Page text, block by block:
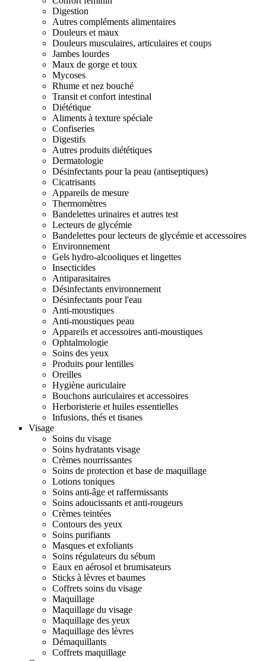
Digestion
Autres compléments alimentaires
Douleurs et maux
Douleurs musculaires, articulaires et coups
Jambes lourdes
Maux de gorge et toux
Mycoses
Rhume et nez bouché
Transit et confort intestinal
Diététique
Aliments à texture spéciale
Confiseries
Digestifs
Autres produits diététiques
Dermatologie
Désinfectants pour la peau (antiseptiques)
Cicatrisants
Appareils de mesure
Thermomètres
Bandelettes urinaires et autres test
Lecteurs de glycémie
Bandelettes pour lecteurs de glycémie et accessoires
Environnement
Gels hydro-alcooliques et lingettes
Insecticides
Antiparasitaires
Désinfectants environnement
Désinfectants pour l'eau
Anti-moustiques
Anti-moustiques peau
Appareils et accessoires anti-moustiques
Ophtalmologie
Soins des yeux
Produits pour lentilles
Oreilles
Hygiène auriculaire
Bouchons auriculaires et accessoires
Herboristerie et huiles essentielles
Infusions, thés et tisanes
Visage
Soins du visage
Soins hydratants visage
Crèmes nourrissantes
Soins de protection et base de maquillage
Lotions toniques
Soins anti-âge et raffermissants
Soins adoucissants et anti-rougeurs
Crèmes teintées
Contours des yeux
Soins purifiants
Masques et exfoliants
Soins régulateurs du sébum
Eaux en aérosol et brumisateurs
Sticks à lèvres et baumes
Coffrets soins du visage
Maquillage
Maquillage du visage
Maquillage des yeux
Maquillage des lèvres
Démaquillants
Coffrets maquillage